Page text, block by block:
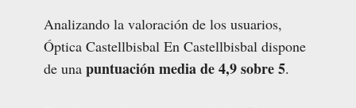
Analizando la valoración de los usuarios,
Óptica Castellbisbal En Castellbisbal dispone
de una puntuación media de 4,9 sobre 5.